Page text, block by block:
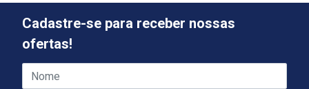
Cadastre-se para receber nossas
ofertas!